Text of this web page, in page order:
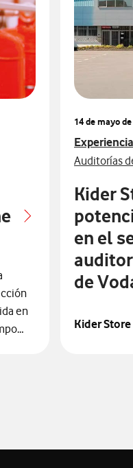
en
14 de mayo
Ver más
Ver más
Auditorías
Kider
en el
de
Kider
socios